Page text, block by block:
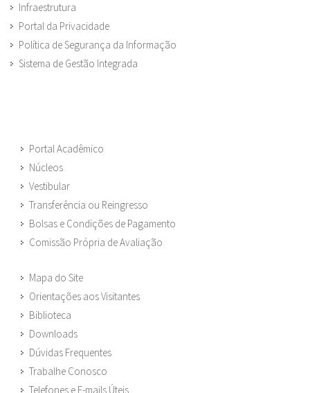
Infraestrutura
Portal da Privacidade
Política de Segurança da Informação
Sistema de Gestão Integrada
Portal Acadêmico
Núcleos
Vestibular
Transferência ou Reingresso
Bolsas e Condições de Pagamento
Comissão Própria de Avaliação
Mapa do Site
Orientações aos Visitantes
Biblioteca
Downloads
Dúvidas Frequentes
Trabalhe Conosco
Telefones e E-mails Úteis